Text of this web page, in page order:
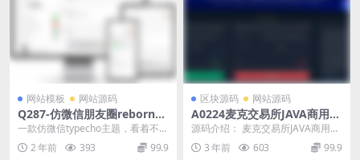
网站模板 网站源码
Q287-仿微信朋友圈reborn主
题博客网站源码
一款仿微信typecho主题，看着不
赖，可以试试！ 特性 支持文章、说
说两种内容...
2 年前 393 99.9
区块源码 网站源码
A0224麦克交易所JAVA商用源
码+IOS安卓端原生源码/附详
源码介绍： 麦克交易所JAVA商用源
码+IOS安卓端原生源码 附详细安装
文档。其...
3 年前 603 99.9